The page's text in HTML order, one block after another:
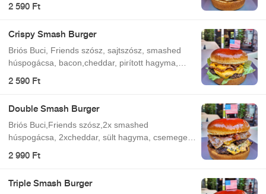
2 590 Ft
Crispy Smash Burger
Briós Buci, Friends szósz, sajtszósz, smashed
húspogácsa, bacon,cheddar, pirított hagyma,
2 590 Ft
Double Smash Burger
Briós Buci,Friends szósz,2x smashed
húspogácsa, 2xcheddar, sült hagyma, csemege
2 990 Ft
Triple Smash Burger